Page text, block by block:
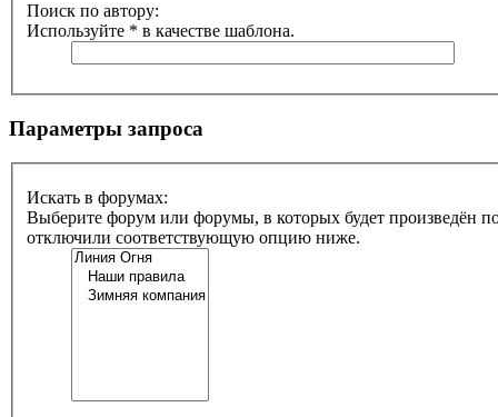
Поиск по автору:
Используйте * в качестве шаблона.
Параметры запроса
Искать в форумах:
Выберите форум или форумы, в которых будет произведён
отключили соответствующую опцию ниже.